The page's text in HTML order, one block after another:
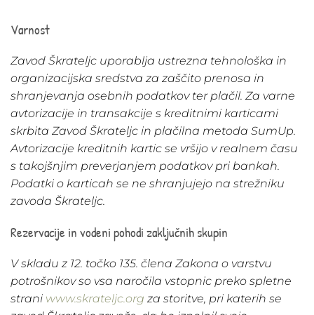
Varnost
Zavod Škrateljc uporablja ustrezna tehnološka in
organizacijska sredstva za zaščito prenosa in
shranjevanja osebnih podatkov ter plačil. Za varne
avtorizacije in transakcije s kreditnimi karticami
skrbita Zavod Škrateljc in plačilna metoda SumUp.
Avtorizacije kreditnih kartic se vršijo v realnem času
s takojšnjim preverjanjem podatkov pri bankah.
Podatki o karticah se ne shranjujejo na strežniku
zavoda Škrateljc.
Rezervacije in vodeni pohodi zaključnih skupin
V skladu z 12. točko 135. člena Zakona o varstvu
potrošnikov so vsa naročila vstopnic preko spletne
strani www.skrateljc.org za storitve, pri katerih se